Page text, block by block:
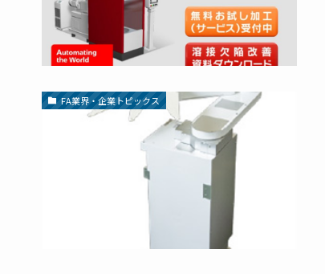
FA業界・企業トピックス